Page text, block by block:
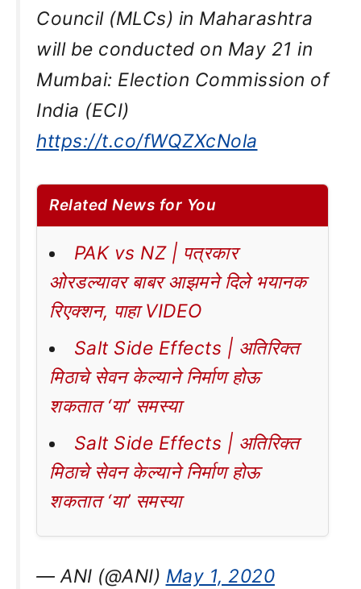
Council (MLCs) in Maharashtra
will be conducted on May 21 in
Mumbai: Election Commission of
India (ECI)
https://t.co/fWQZXcNola
Related News for You
PAK vs NZ | पत्रकार
ओरडल्यावर बाबर आझमने दिले भयानक
रिएक्शन, पाहा VIDEO
Salt Side Effects | अतिरिक्त
मिठाचे सेवन केल्याने निर्माण होऊ
शकतात ‘या’ समस्या
Salt Side Effects | अतिरिक्त
मिठाचे सेवन केल्याने निर्माण होऊ
शकतात ‘या’ समस्या
— ANI (@ANI) May 1, 2020